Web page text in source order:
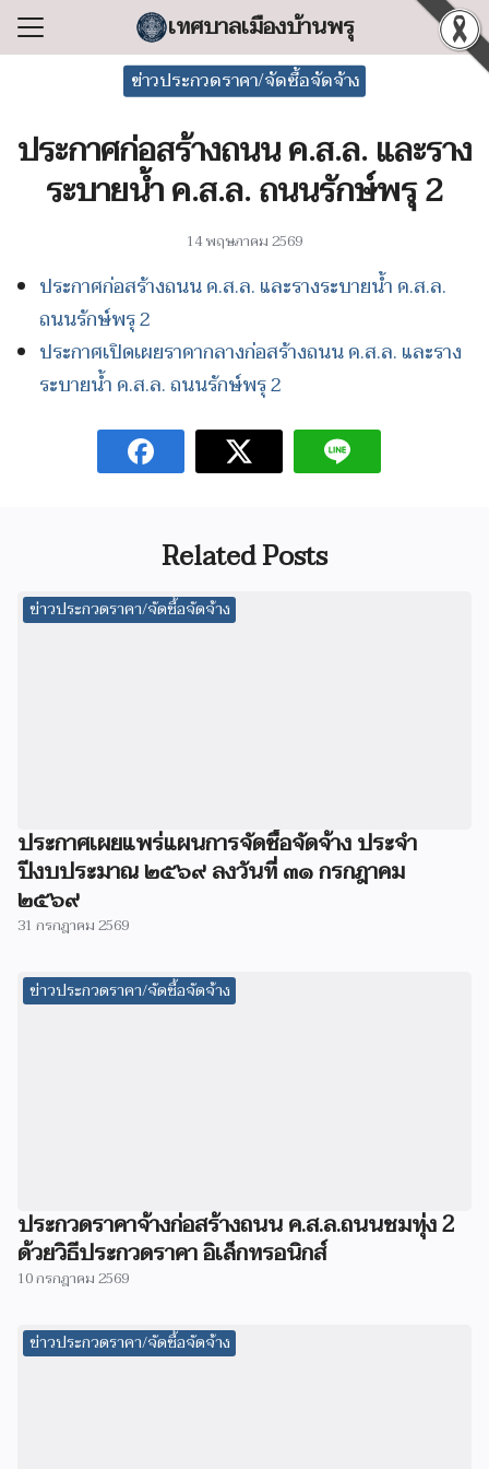
Skip
เทศบาลเมืองบ้านพรุ
ก
ทศบาล
ารสนเทศ
ทศบาล
Search
ข่าวประกวดราคา/จัดซื้อจัดจ้าง
ประกาศก่อสร้างถนน ค.ส.ล. และราง
ระบายน้ำ ค.ส.ล. ถนนรักษ์พรุ 2
14 พฤษภาคม 2569
ประกาศก่อสร้างถนน ค.ส.ล. และรางระบายน้ำ ค.ส.ล.
ถนนรักษ์พรุ 2
ประกาศเปิดเผยราคากลางก่อสร้างถนน ค.ส.ล. และราง
ระบายน้ำ ค.ส.ล. ถนนรักษ์พรุ 2
Related Posts
ข่าวประกวดราคา/จัดซื้อจัดจ้าง
ประกาศเผยแพร่แผนการจัดซื้อจัดจ้าง ประจำ
ปีงบประมาณ ๒๕๖๙ ลงวันที่ ๓๑ กรกฎาคม
๒๕๖๙
31 กรกฎาคม 2569
ข่าวประกวดราคา/จัดซื้อจัดจ้าง
ประกวดราคาจ้างก่อสร้างถนน ค.ส.ล.ถนนชมทุ่ง 2
ด้วยวิธีประกวดราคา อิเล็กทรอนิกส์
10 กรกฎาคม 2569
ข่าวประกวดราคา/จัดซื้อจัดจ้าง